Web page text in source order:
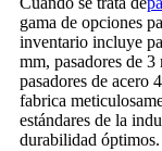
gama de opciones
inventario incluye
mm, pasadores de
pasadores de acero
fabrica
estándares de la
durabilidad óptimos.